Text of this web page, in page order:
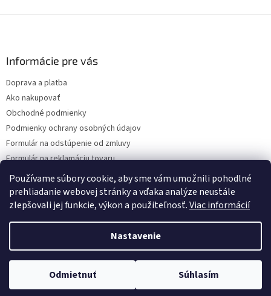
Používame súbory cookie, aby sme vám umožnili pohodlné
prehliadanie webovej stránky a vďaka analýze neustále
zlepšovali jej funkcie, výkon a použiteľnosť.Viac informácií
Nastavenie
Odmietnuť Súhlasím
Informácie pre vás
Doprava a platba
Ako nakupovať
Obchodné podmienky
Podmienky ochrany osobných údajov
Formulár na odstúpenie od zmluvy
Formulár na reklamáciu tovaru
Kontakty
Copyright 2026www.hygart.sk. Všetky práva vyhradené.Upraviť